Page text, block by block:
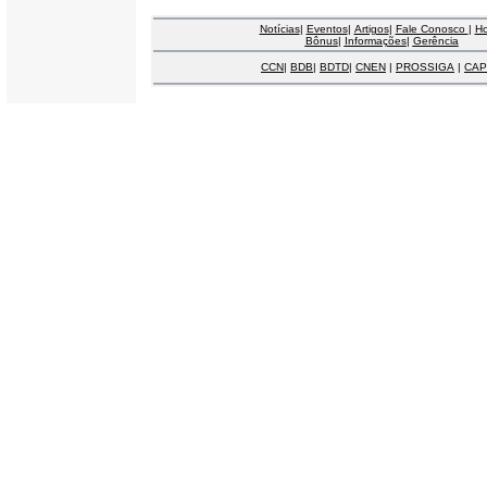
Notícias| Eventos| Artigos| Fale Conosco |
Bônus| Informações| Gerência
CCN| BDB| BDTD| CNEN | PROSSIGA |